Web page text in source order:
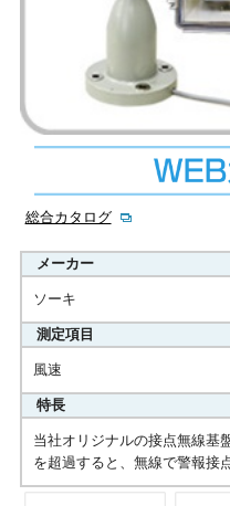
総合カタログ
メーカー
ソーキ
測定項目
風速
特長
当社オリジナルの接点無線基
を超過すると、無線で警報接